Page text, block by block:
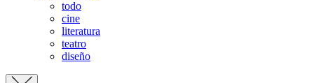
todo
cine
literatura
teatro
diseño